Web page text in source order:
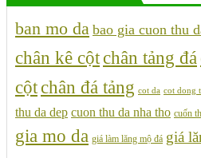
ban mo da bao gia cuon thu
chân kê cộtchân tảng đá
cộtchân đá tảng cot da cot dong
thu da dep cuon thu da nha tho cuốn
gia mo da giá làm lăng mộ đá giá